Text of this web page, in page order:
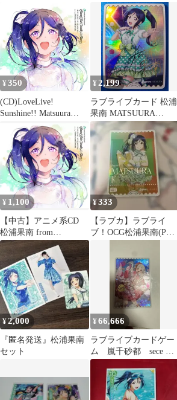
南 SEC
¥ 350
(CD)LoveLive!
Sunshine!! Matsuura
Kanan Second Solo
Concert
¥ 2,199
ラブライブカード 松浦
果南 MATSUURA
KANAN PL!S-pb1-027-
PE+ ラブライブ！サン
シャイン!!
¥ 1,100
【中古】アニメ系CD
松浦果南 from
Aqours(CV.諏訪ななか)
/ LoveLive! Sunshine!!
Matsuura Kanan Second
Solo Concert Album
¥333
【ラブカ】ラブライ
ブ！OCG松浦果南(PE)
¥2,000
『匿名発送』松浦果南
セット
¥66,666
ラブライブカードゲー
ム 嵐千砂都 sece ラ
ブカ